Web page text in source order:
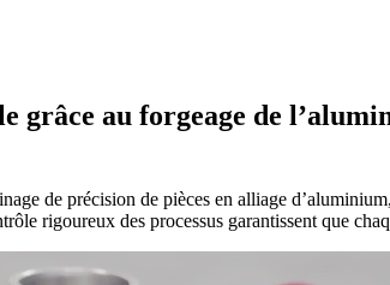
au forgeage de
de précision de pièces en alliage
rigoureux des processus garantissent que